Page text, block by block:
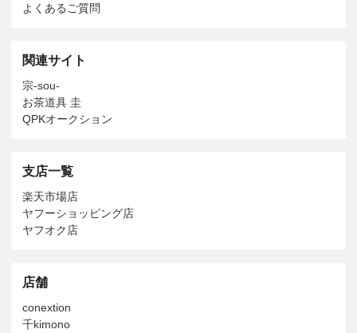
よくあるご質問
関連サイト
宗-sou-
お茶道具 圭
QPKオークション
支店一覧
楽天市場店
ヤフーショッピング店
ヤフオク店
店舗
conextion
千kimono